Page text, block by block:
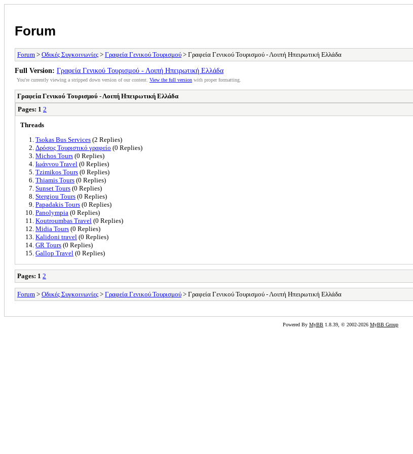
Forum
Forum > Οδικές Συγκοινωνίες > Γραφεία Γενικού Τουρισμού > Γραφεία Γενικού Τουρισμού - Λοιπή Ηπειρωτική Ελλάδα
Full Version: Γραφεία Γενικού Τουρισμού - Λοιπή Ηπειρωτική Ελλάδα
You're currently viewing a stripped down version of our content. View the full version with proper formatting.
Γραφεία Γενικού Τουρισμού - Λοιπή Ηπειρωτική Ελλάδα
Pages: 1 2
Threads
Tsokas Bus Services (2 Replies)
Δρόσος Τουριστικό γραφείο (0 Replies)
Michos Tours (0 Replies)
Ιωάννου Travel (0 Replies)
Tzimikos Tours (0 Replies)
Thiamis Tours (0 Replies)
Sunset Tours (0 Replies)
Stergiou Tours (0 Replies)
Papadakis Tours (0 Replies)
Panolympia (0 Replies)
Koutroumbas Travel (0 Replies)
Midia Tours (0 Replies)
Kalidoni travel (0 Replies)
GR Tours (0 Replies)
Gallop Travel (0 Replies)
Pages: 1 2
Forum > Οδικές Συγκοινωνίες > Γραφεία Γενικού Τουρισμού > Γραφεία Γενικού Τουρισμού - Λοιπή Ηπειρωτική Ελλάδα
Powered By MyBB 1.8.39, © 2002-2026 MyBB Group